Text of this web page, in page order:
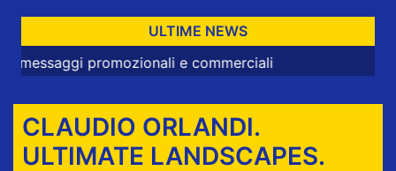
ULTIME NEWS
e commerciali
CLAUDIO ORLANDI.
ULTIMATE LANDSCAPES.